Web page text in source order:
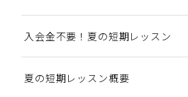
入会金不要！夏の短期レッスン
夏の短期レッスン概要